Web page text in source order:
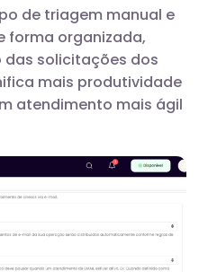
de triagem manual e
forma organizada,
solicitações dos
mais produtividade
atendimento mais ágil